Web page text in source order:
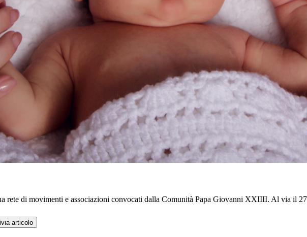
rete di movimenti e associazioni convocati dalla Comunità Papa Giovanni XXIIII. Al via il
articolo